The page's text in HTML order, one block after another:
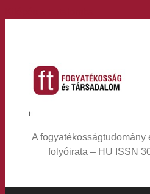
A fogyatékosságtudomány
folyóirata – HU ISSN